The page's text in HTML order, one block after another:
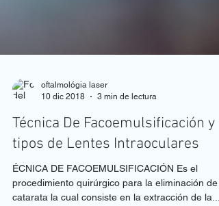
10 dic 2018
3 min de lectura
Técnica De Facoemulsificación y
tipos de Lentes Intraoculares
ÉCNICA DE FACOEMULSIFICACIÓN Es el